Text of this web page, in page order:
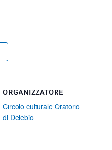
ORGANIZZATORE
Circolo culturale Oratorio
di Delebio